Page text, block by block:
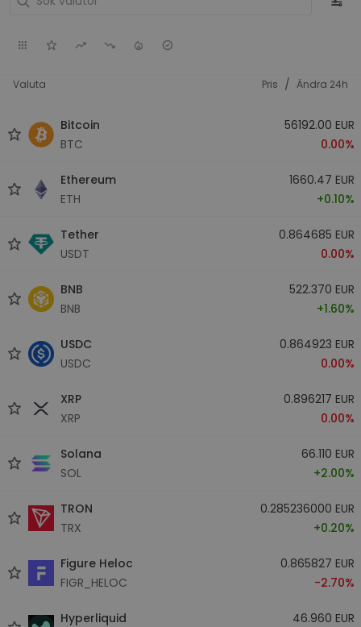
Valuta Pris / Ändra 24h
Bitcoin
BTC
56192.00 EUR
0.00%
Ethereum
ETH
1660.47 EUR
+0.10%
Tether
USDT
0.864685 EUR
0.00%
BNB
BNB
522.370 EUR
+1.60%
USDC
USDC
0.864923 EUR
0.00%
XRP
XRP
0.896217 EUR
0.00%
Solana
SOL
66.110 EUR
+2.00%
TRON
TRX
0.285236000 EUR
+0.20%
Figure Heloc
FIGR_HELOC
0.865827 EUR
-2.70%
Hyperliquid
46.960 EUR